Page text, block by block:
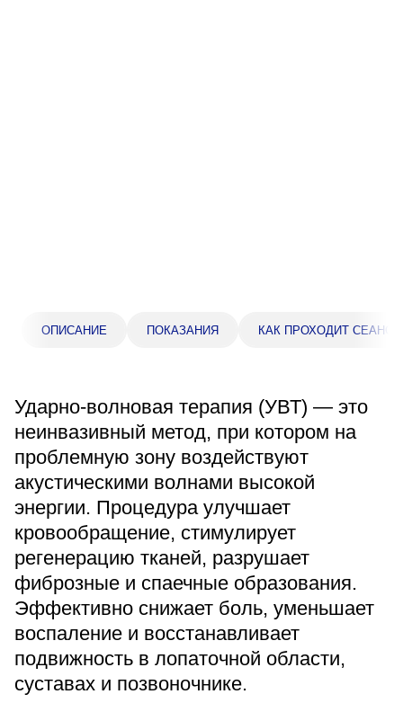
+7 (4742) 55-55-43
Санаторий-профилакторий
«Парус»
399000, г. Липецк, Плехановское лесничество,
Ленинский лесхоз, квартал 67
Понедельник — четверг
08:00–16:45
перерыв 12:00–12:30
Пятница
08:00–15:45
перерыв 12:00–12:30
Администратор
+7 (4742) 72-73-31
ОПИСАНИЕ ПОКАЗАНИЯ КАК ПРОХОДИТ СЕАНС
Ударно-волновая терапия (УВТ) — это
неинвазивный метод, при котором на
проблемную зону воздействуют
акустическими волнами высокой
энергии. Процедура улучшает
кровообращение, стимулирует
регенерацию тканей, разрушает
фиброзные и спаечные образования.
Эффективно снижает боль, уменьшает
воспаление и восстанавливает
подвижность в лопаточной области,
суставах и позвоночнике.